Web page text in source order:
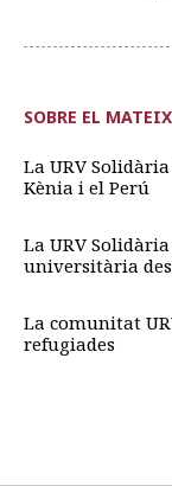
SOBRE EL
La URV
Kènia i el Perú
La URV
universitària
La comunitat
refugiades